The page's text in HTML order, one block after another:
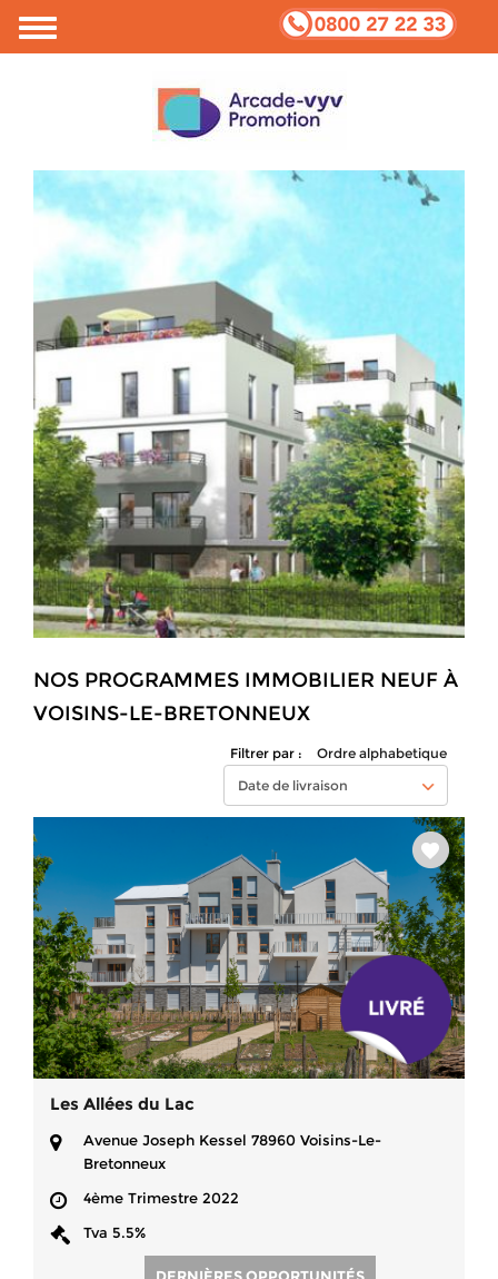
NOS PROGRAMMES IMMOBILIER NEUF À
VOISINS-LE-BRETONNEUX
Filtrer par : Ordre alphabetique
Les Allées du Lac
Avenue Joseph Kessel 78960 Voisins-Le-
Bretonneux
4ème Trimestre 2022
Tva 5.5%